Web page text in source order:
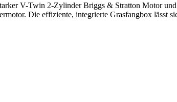
V-Twin 2-Zylinder Briggs & Stratton Motor
Die effiziente, integrierte Grasfangbox lässt